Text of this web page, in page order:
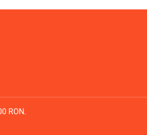
RON.